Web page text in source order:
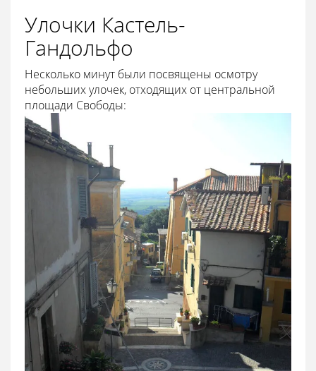
Улочки Кастель-
Гандольфо
Несколько минут были посвящены осмотру
небольших улочек, отходящих от центральной
площади Свободы: